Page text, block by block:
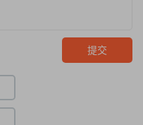
提交